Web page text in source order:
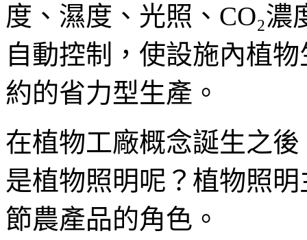
度、濕度、光照、CO₂
自動控制，使設施內植
約的省力型生產。
在植物工廠概念誕生之
是植物照明呢？植物照
節農產品的角色。